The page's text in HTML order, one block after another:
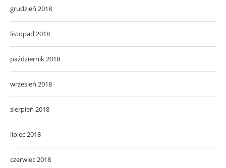
grudzień 2018
listopad 2018
październik 2018
wrzesień 2018
sierpień 2018
lipiec 2018
czerwiec 2018